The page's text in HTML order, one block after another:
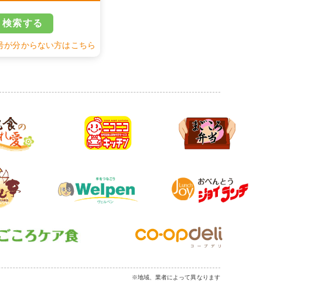
検索する
分からない方はこちら
※地域、業者によって異なります